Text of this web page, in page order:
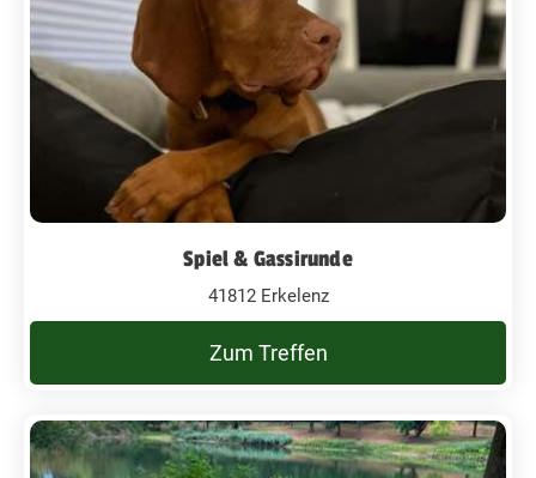
Spiel & Gassirunde
41812 Erkelenz
Zum Treffen